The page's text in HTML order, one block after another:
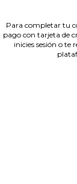
Para completar tu
pago con tarjeta de
inicies sesión o te